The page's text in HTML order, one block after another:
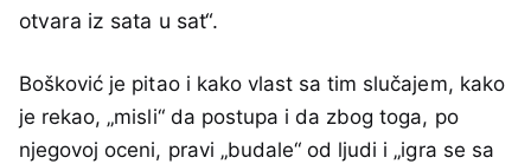
otvara iz sata u sat“.
Bošković je pitao i kako vlast sa tim slučajem, kako
je rekao, „misli“ da postupa i da zbog toga, po
njegovoj oceni, pravi „budale“ od ljudi i „igra se sa